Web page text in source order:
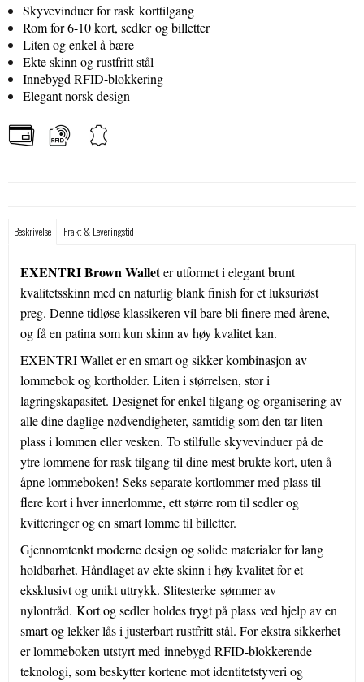
Skyvevinduer for rask korttilgang
Rom for 6-10 kort, sedler og billetter
Liten og enkel å bære
Ekte skinn og rustfritt stål
Innebygd RFID-blokkering
Elegant norsk design
Beskrivelse Frakt & Leveringstid
EXENTRI Brown Walleter utformet i elegant brunt
kvalitetsskinn med en naturlig blank finish for et luksuriøst
preg. Denne tidløse klassikeren vil bare bli finere med årene,
og få en patina som kun skinn av høy kvalitet kan.
EXENTRI Wallet er en smart og sikker kombinasjon av
lommebok og kortholder. Liten i størrelsen, stor i
lagringskapasitet. Designet for enkel tilgang og organisering av
alle dine daglige nødvendigheter, samtidig som den tar liten
plass i lommen eller vesken. To stilfulle skyvevinduer på de
ytre lommene for rask tilgang til dine mest brukte kort, uten å
åpne lommeboken! Seks separate kortlommer med plass til
flere kort i hver innerlomme, ett større rom til sedler og
kvitteringer og en smart lomme til billetter.
Gjennomtenkt moderne design og solide materialer for lang
holdbarhet. Håndlaget av ekte skinn i høy kvalitet for et
eksklusivt og unikt uttrykk. Slitesterke sømmer av
nylontråd. Kort og sedler holdes trygt på plass ved hjelp av en
smart og lekker lås i justerbart rustfritt stål. For ekstra sikkerhet
er lommeboken utstyrt med innebygd RFID-blokkerende
teknologi, som beskytter kortene mot identitetstyveri og